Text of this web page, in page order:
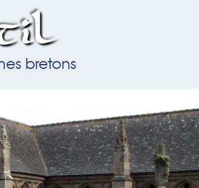
bretons